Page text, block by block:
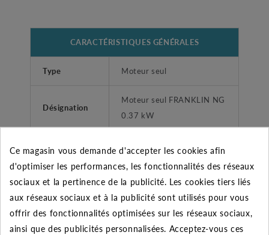
CARACTÉRISTIQUES GÉNÉRALES
Type Moteur seul
Désignation
Moteur seul FRANKLIN NG
0.37 kW
Fabricant FRANKLIN
Application
pompe immergée de forage
4 pouces
Ce magasin vous demande d'accepter les cookies afin
d'optimiser les performances, les fonctionnalités des réseaux
sociaux et la pertinence de la publicité. Les cookies tiers liés
aux réseaux sociaux et à la publicité sont utilisés pour vous
offrir des fonctionnalités optimisées sur les réseaux sociaux,
ainsi que des publicités personnalisées. Acceptez-vous ces